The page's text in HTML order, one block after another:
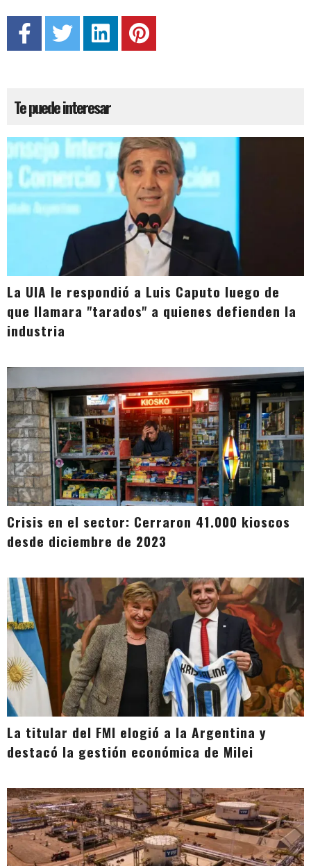
Te puede interesar
La UIA le respondió a Luis Caputo luego de
que llamara "tarados" a quienes defienden la
industria
Crisis en el sector: Cerraron 41.000 kioscos
desde diciembre de 2023
La titular del FMI elogió a la Argentina y
destacó la gestión económica de Milei